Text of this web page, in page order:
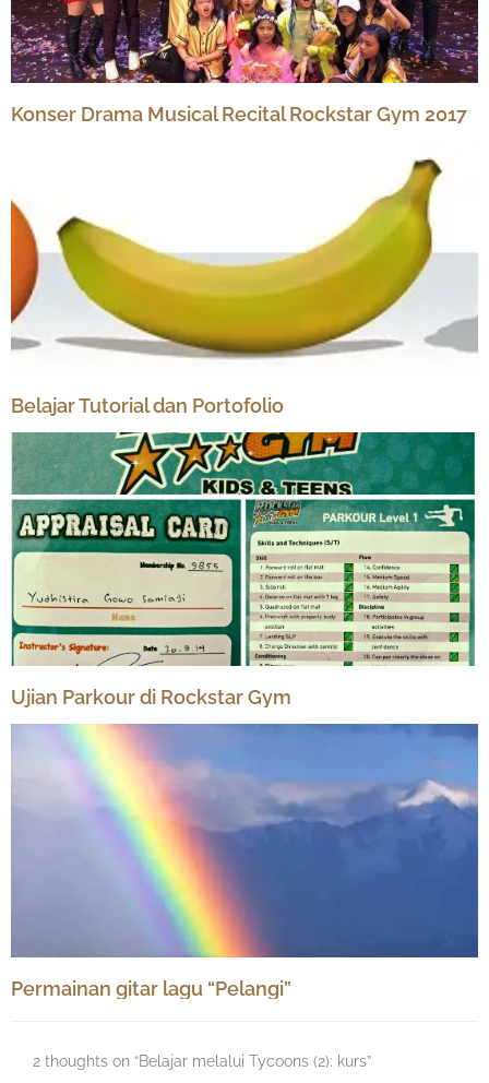
Konser Drama Musical Recital Rockstar Gym 2017
Belajar Tutorial dan Portofolio
Ujian Parkour di Rockstar Gym
Permainan gitar lagu “Pelangi”
2 thoughts on “Belajar melalui Tycoons (2): kurs”